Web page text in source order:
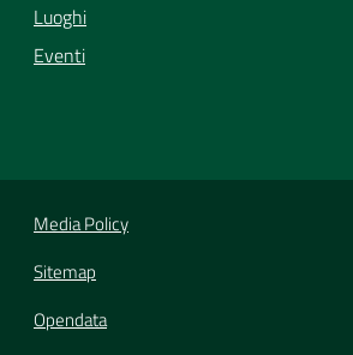
Luoghi
Eventi
Media Policy
Sitemap
Opendata